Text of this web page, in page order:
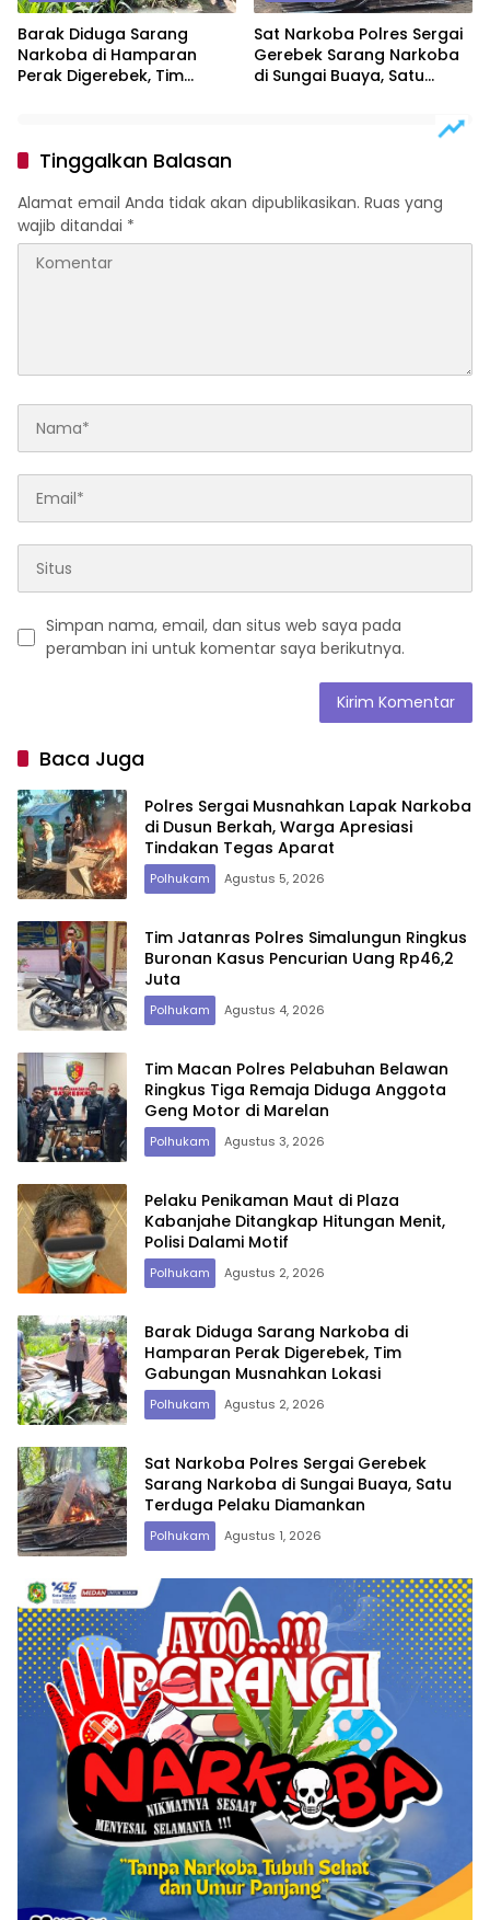
Barak Diduga Sarang
Narkoba di Hamparan
Perak Digerebek, Tim
Sat Narkoba Polres Sergai
Gerebek Sarang Narkoba
di Sungai Buaya, Satu
Tinggalkan Balasan
Alamat email Anda tidak akan dipublikasikan. Ruas yang
wajib ditandai *
Simpan nama, email, dan situs web saya pada
peramban ini untuk komentar saya berikutnya.
Baca Juga
Polres Sergai Musnahkan Lapak Narkoba
di Dusun Berkah, Warga Apresiasi
Tindakan Tegas Aparat
Polhukam Agustus 5, 2026
Tim Jatanras Polres Simalungun Ringkus
Buronan Kasus Pencurian Uang Rp46,2
Juta
Polhukam Agustus 4, 2026
Tim Macan Polres Pelabuhan Belawan
Ringkus Tiga Remaja Diduga Anggota
Geng Motor di Marelan
Polhukam Agustus 3, 2026
Pelaku Penikaman Maut di Plaza
Kabanjahe Ditangkap Hitungan Menit,
Polisi Dalami Motif
Polhukam Agustus 2, 2026
Barak Diduga Sarang Narkoba di
Hamparan Perak Digerebek, Tim
Gabungan Musnahkan Lokasi
Polhukam Agustus 2, 2026
Sat Narkoba Polres Sergai Gerebek
Sarang Narkoba di Sungai Buaya, Satu
Terduga Pelaku Diamankan
Polhukam Agustus 1, 2026